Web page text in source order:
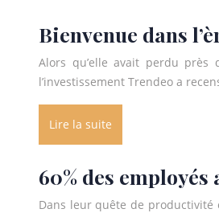
Bienvenue dans
Alors qu’elle avait perdu près
l’investissement Trendeo a
Lire la suite
60% des
Dans leur quête de productivité